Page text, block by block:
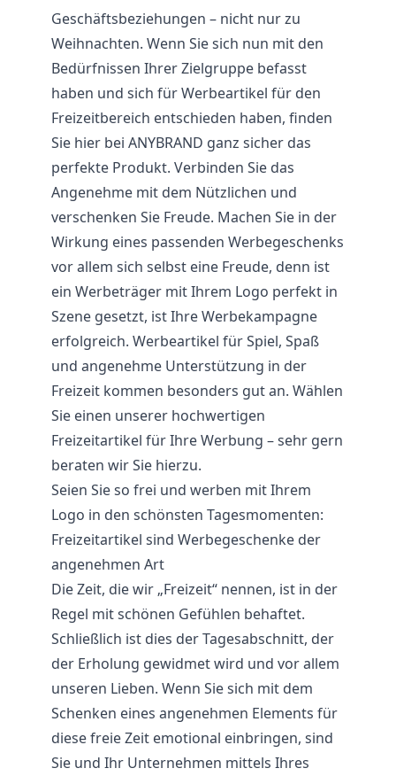
Geschäftsbeziehungen – nicht nur zu
Weihnachten. Wenn Sie sich nun mit den
Bedürfnissen Ihrer Zielgruppe befasst
haben und sich für Werbeartikel für den
Freizeitbereich entschieden haben, finden
Sie hier bei ANYBRAND ganz sicher das
perfekte Produkt. Verbinden Sie das
Angenehme mit dem Nützlichen und
verschenken Sie Freude. Machen Sie in der
Wirkung eines passenden Werbegeschenks
vor allem sich selbst eine Freude, denn ist
ein Werbeträger mit Ihrem Logo perfekt in
Szene gesetzt, ist Ihre Werbekampagne
erfolgreich. Werbeartikel für Spiel, Spaß
und angenehme Unterstützung in der
Freizeit kommen besonders gut an. Wählen
Sie einen unserer hochwertigen
Freizeitartikel für Ihre Werbung – sehr gern
beraten wir Sie hierzu.
Seien Sie so frei und werben mit Ihrem
Logo in den schönsten Tagesmomenten:
Freizeitartikel sind Werbegeschenke der
angenehmen Art
Die Zeit, die wir „Freizeit“ nennen, ist in der
Regel mit schönen Gefühlen behaftet.
Schließlich ist dies der Tagesabschnitt, der
der Erholung gewidmet wird und vor allem
unseren Lieben. Wenn Sie sich mit dem
Schenken eines angenehmen Elements für
diese freie Zeit emotional einbringen, sind
Sie und Ihr Unternehmen mittels Ihres